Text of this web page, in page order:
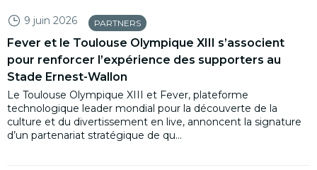
9 juin 2026 PARTNERS
Fever et le Toulouse Olympique XIII s’associent
pour renforcer l’expérience des supporters au
Stade Ernest-Wallon
Le Toulouse Olympique XIII et Fever, plateforme
technologique leader mondial pour la découverte de la
culture et du divertissement en live, annoncent la signature
d’un partenariat stratégique de qu...